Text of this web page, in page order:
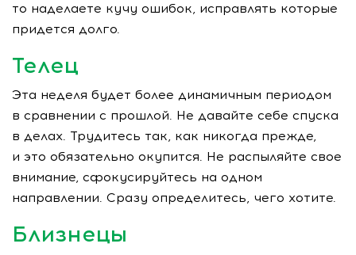
то наделаете кучу ошибок, исправлять которые
придется долго.
Телец
Эта неделя будет более динамичным периодом
в сравнении с прошлой. Не давайте себе спуска
в делах. Трудитесь так, как никогда прежде,
и это обязательно окупится. Не распыляйте свое
внимание, сфокусируйтесь на одном
направлении. Сразу определитесь, чего хотите.
Близнецы